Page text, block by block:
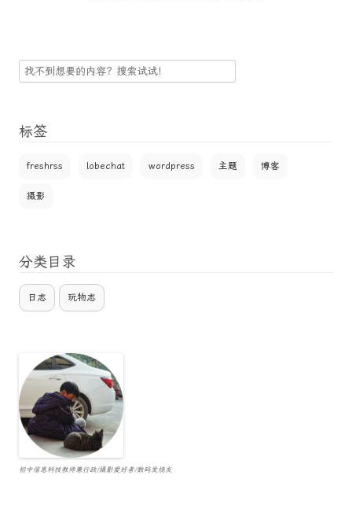
搜
标签
freshrss lobechat wordpress 主题 博客
摄影
分类目录
日志 玩物志
初中信息科技教师兼行政/摄影爱好者/数码发烧友